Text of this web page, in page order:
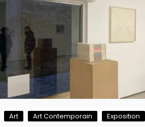
Art Art Contemporain Exposition